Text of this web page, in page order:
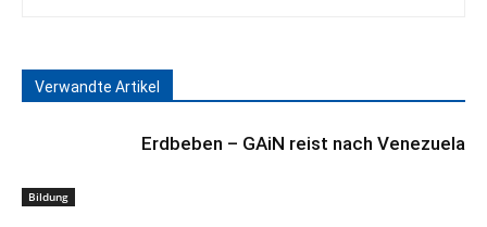
Verwandte Artikel
Bildung
Erdbeben – GAiN reist nach Venezuela